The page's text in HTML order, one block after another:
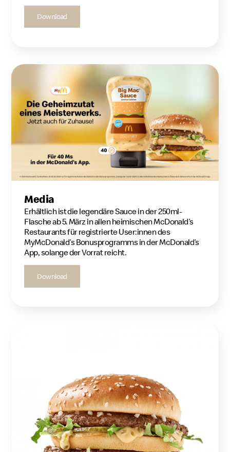
Download
Media
Erhältlich ist die legendäre Sauce in der 250ml-
Flasche ab 5. März in allen heimischen McDonald’s
Restaurants für registrierte User:innen des
MyMcDonald’s Bonusprogramms in der McDonald’s
App, solange der Vorrat reicht.
Download